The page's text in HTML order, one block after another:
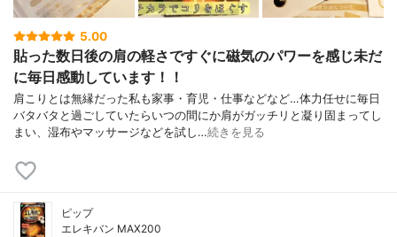
5.00
貼った数日後の肩の軽さですぐに磁気のパワーを感じ未だ
に毎日感動しています！！
肩こりとは無縁だった私も家事・育児・仕事などなど…体力任せに毎日
バタバタと過ごしていたらいつの間にか肩がガッチリと凝り固まってし
まい、湿布やマッサージなどを試し…続きを見る
ピップ
エレキバン MAX200